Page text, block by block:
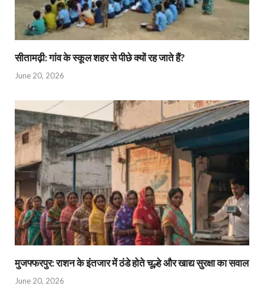
सीतामढ़ी: गांव के स्कूल शहर से पीछे क्यों रह जाते हैं?
June 20, 2026
मुजफ्फरपुर: राशन के इंतजार में ठंडे होते चूल्हे और खाद्य सुरक्षा का सवाल
June 20, 2026